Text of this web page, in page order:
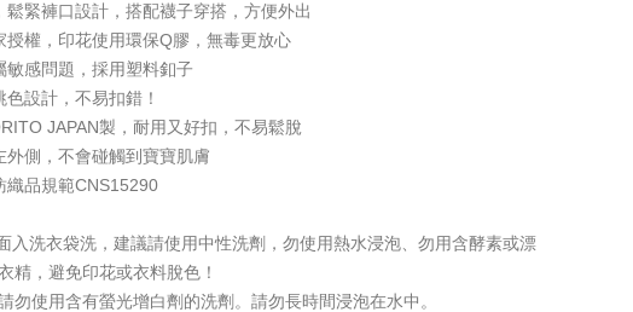
鬆緊褲口設計，搭配襪子穿搭，方便外出
授權，印花使用環保Q膠，無毒更放心
敏感問題，採用塑料釦子
色設計，不易扣錯！
JAPAN製，耐用又好扣，不易鬆脫
外側，不會碰觸到寶寶肌膚
織品規範CNS15290
入洗衣袋洗，建議請使用中性洗劑，勿使用熱水浸泡、勿用含酵素或漂
精，避免印花或衣料脫色！
勿使用含有螢光增白劑的洗劑。請勿長時間浸泡在水中。